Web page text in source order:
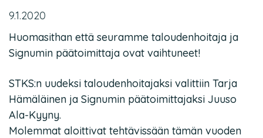
9.1.2020
Huomasithan että seuramme taloudenhoitaja ja
Signumin päätoimittaja ovat vaihtuneet!
STKS:n uudeksi taloudenhoitajaksi valittiin Tarja
Hämäläinen ja Signumin päätoimittajaksi Juuso
Ala-Kyyny.
Molemmat aloittivat tehtävissään tämän vuoden